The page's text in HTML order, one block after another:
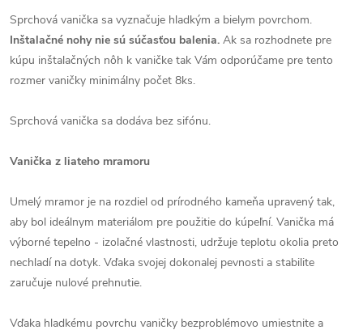
Sprchová vanička sa vyznačuje hladkým a bielym povrchom.
Inštalačné nohy nie sú súčasťou balenia. Ak sa rozhodnete pre
kúpu inštalačných nôh k vaničke tak Vám odporúčame pre tento
rozmer vaničky minimálny počet 8ks.
Sprchová vanička sa dodáva bez sifónu.
Vanička z liateho mramoru
Umelý mramor je na rozdiel od prírodného kameňa upravený tak,
aby bol ideálnym materiálom pre použitie do kúpeľní. Vanička má
výborné tepelno - izolačné vlastnosti, udržuje teplotu okolia preto
nechladí na dotyk. Vďaka svojej dokonalej pevnosti a stabilite
zaručuje nulové prehnutie.
Vďaka hladkému povrchu vaničky bezproblémovo umiestnite a